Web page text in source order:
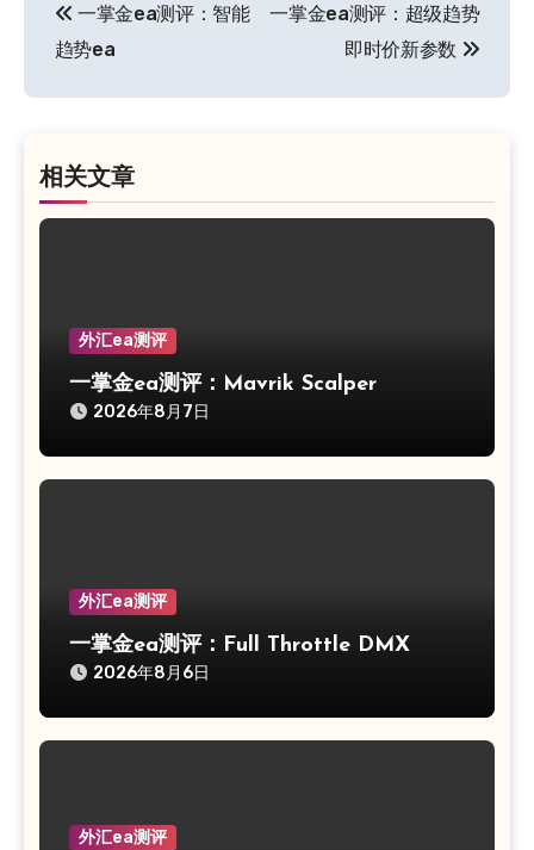
章
导
一掌金ea测评：智能
趋势ea
一掌金ea测评：超级趋势
即时价新参数
相关文章
外汇ea测评
一掌金ea测评：Mavrik Scalper
2026年8月7日
外汇ea测评
一掌金ea测评：Full Throttle DMX
2026年8月6日
外汇ea测评